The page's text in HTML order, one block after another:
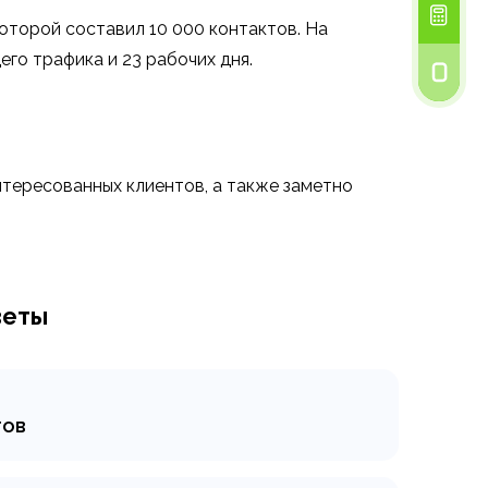
составил 10 000 контактов. На
трафика и 23 рабочих дня.
клиентов, а также заметно